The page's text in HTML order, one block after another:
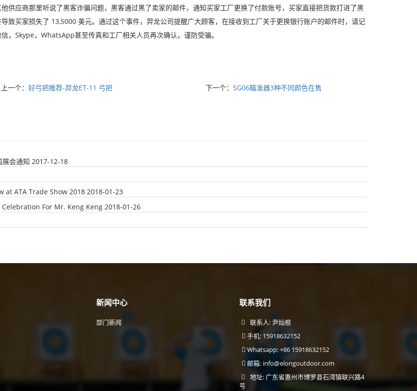
供应商那里听说了黑客诈骗问题，黑客通过黑了卖家的邮件，通知买家工厂更换了付款账号，买家直接把货款打进了黑
致买家损失了 13,5000 美元。通过这个事件，羿龙公司提醒广大顾客，在接收到工厂关于更换银行账户的邮件时，请记
，Skype，WhatsApp甚至传真和工厂相关人员再次确认，谨防受骗。
上一个：好弓把推荐-羿龙ET-11 弓把 下一个：SG06瞄准器3种不同颜色在售
展会通知 2017-12-18
at ATA Trade Show 2018 2018-01-23
For Mr. Keng Keng 2018-01-26
新闻中心
部门新闻
联系我们
联系人: 尹灿根
手机: 15918632152
Whatsapp: +86 15918632152
邮箱: info@elongoutdoor.com
地址: 广东省惠州市博罗县石湾镇联兴路4
号